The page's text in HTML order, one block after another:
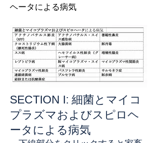
ヘータによる病気
SECTION I: 細菌とマイコ
プラズマおよびスピロヘ
ータによる病気